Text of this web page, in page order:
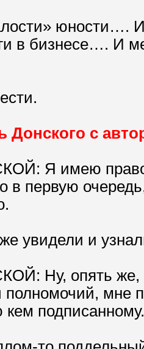
юности….
в бизнесе…. И
Донского с
Я имею право
в первую
увидели и
Ну, опять же,
полномочий, мне
подписанному.